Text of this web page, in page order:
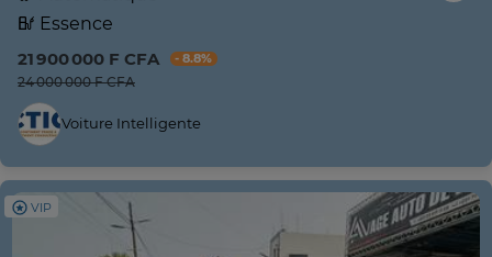
Essence
21 900 000 F CFA
- 8.8%
24 000 000 F CFA
Voiture Intelligente
VIP